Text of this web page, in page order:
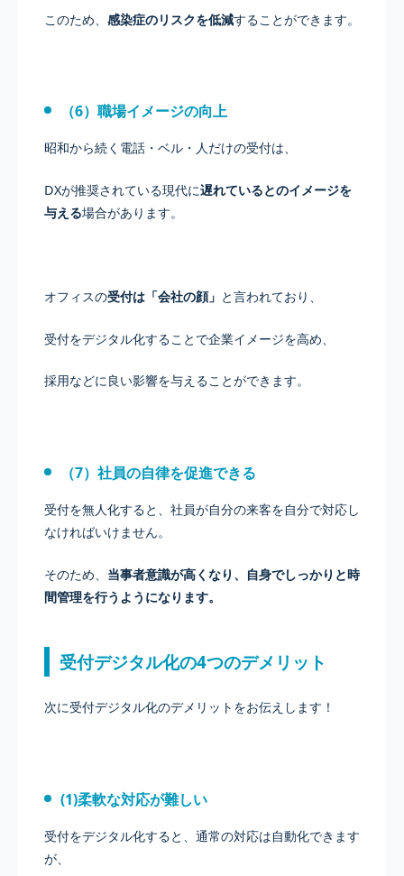
このため、 感染症のリスクを低減することができます。
（6）職場イメージの向上
昭和から続く電話・ベル・人だけの受付は、
DXが推奨されている現代に遅れているとのイメージを
与える場合があります。
オフィスの受付は「会社の顔」 と言われており、
受付をデジタル化することで企業イメージを高め、
採用などに良い影響を与えることができます。
（7）社員の自律を促進できる
受付を無人化すると、社員が自分の来客を自分で対応し
なければいけません。
そのため、 当事者意識が高くなり、自身でしっかりと時
間管理を行うようになります。
受付デジタル化の4つのデメリット
次に受付デジタル化のデメリットをお伝えします！
(1)柔軟な対応が難しい
受付をデジタル化すると、通常の対応は自動化できます
が、